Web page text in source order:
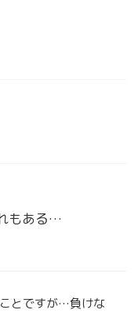
もある…
とですが…負けな